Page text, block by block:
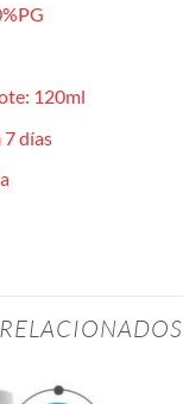
120ml
7 días